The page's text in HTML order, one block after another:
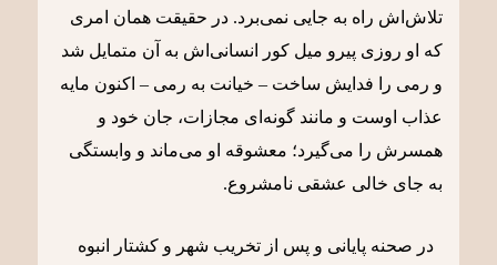
تلاش‌اش راه به جایی نمی‌برد. در حقیقت همان امری
که او روزی پیرو میل کور انسانی‌اش به آن متمایل شد
و رمی را فدایش ساخت – خیانت به رمی – اکنون مایه
عذاب اوست و مانند گونه‌ای مجازات، جان خود و
همسرش را می‌گیرد؛ معشوقه او می‌ماند و وابستگی
به جای خالی عشقی نامشروع.
در صحنه پایانی و پس از تخریب شهر و کشتار انبوه